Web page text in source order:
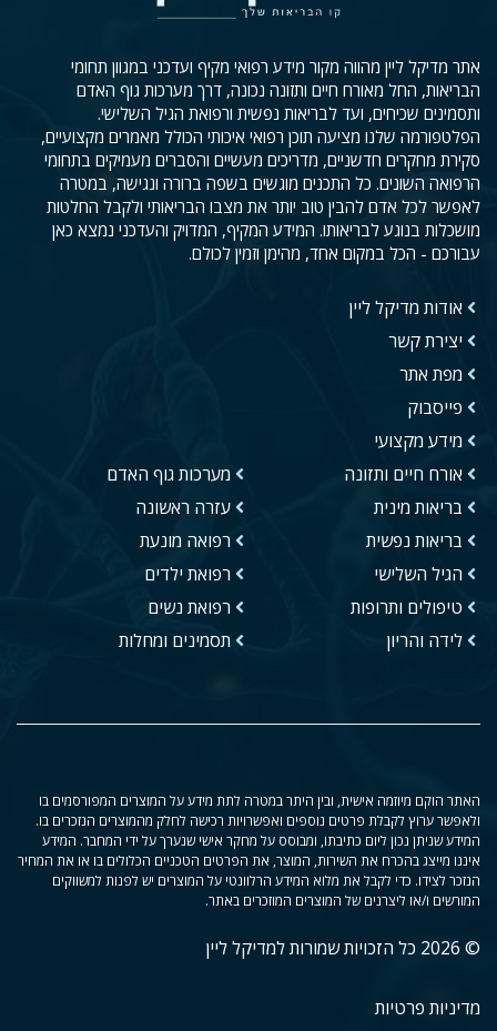
אתר מדיקל ליין מהווה מקור מידע רפואי מקיף ועדכני במגוון תחומי
הבריאות, החל מאורח חיים ותזונה נכונה, דרך מערכות גוף האדם
ותסמינים שכיחים, ועד לבריאות נפשית ורפואת הגיל השלישי.
הפלטפורמה שלנו מציעה תוכן רפואי איכותי הכולל מאמרים מקצועיים,
סקירת מחקרים חדשניים, מדריכים מעשיים והסברים מעמיקים בתחומי
הרפואה השונים. כל התכנים מוגשים בשפה ברורה ונגישה, במטרה
לאפשר לכל אדם להבין טוב יותר את מצבו הבריאותי ולקבל החלטות
מושכלות בנוגע לבריאותו. המידע המקיף, המדויק והעדכני נמצא כאן
עבורכם - הכל במקום אחד, מהימן וזמין לכולם.
אודות מדיקל ליין
יצירת קשר
מפת אתר
פייסבוק
מידע מקצועי
אורח חיים ותזונה
בריאות מינית
בריאות נפשית
הגיל השלישי
טיפולים ותרופות
לידה והריון
מערכות גוף האדם
עזרה ראשונה
רפואה מונעת
רפואת ילדים
רפואת נשים
תסמינים ומחלות
האתר הוקם מיוזמה אישית, ובין היתר במטרה לתת מידע על המוצרים המפורסמים בו
ולאפשר ערוץ לקבלת פרטים נוספים ואפשרויות רכישה לחלק מהמוצרים הנזכרים בו.
המידע שניתן נכון ליום כתיבתו, ומבוסס על מחקר אישי שנערך על ידי המחבר. המידע
איננו מייצג בהכרח את השירות, המוצר, את הפרטים הטכניים הכלולים בו או את המחיר
הנזכר לצידו. כדי לקבל את מלוא המידע הרלוונטי על המוצרים יש לפנות למשווקים
המורשים ו/או ליצרנים של המוצרים המוזכרים באתר.
© 2026 כל הזכויות שמורות למדיקל ליין
מדיניות פרטיות